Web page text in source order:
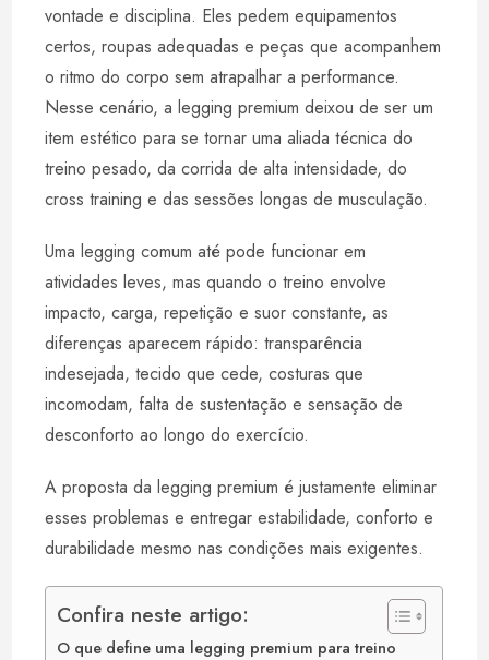
t
s
A
p
i
k
e
d
I
t
e
r
e
r
e
vontade e disciplina. Eles pedem equipamentos
certos, roupas adequadas e peças que acompanhem
o ritmo do corpo sem atrapalhar a performance.
Nesse cenário, a legging premium deixou de ser um
item estético para se tornar uma aliada técnica do
treino pesado, da corrida de alta intensidade, do
cross training e das sessões longas de musculação.
Uma legging comum até pode funcionar em
atividades leves, mas quando o treino envolve
impacto, carga, repetição e suor constante, as
diferenças aparecem rápido: transparência
indesejada, tecido que cede, costuras que
incomodam, falta de sustentação e sensação de
desconforto ao longo do exercício.
A proposta da legging premium é justamente eliminar
esses problemas e entregar estabilidade, conforto e
durabilidade mesmo nas condições mais exigentes.
Confira neste artigo:
O que define uma legging premium para treino